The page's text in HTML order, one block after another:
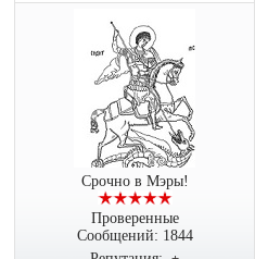
Срочно в Мэры!
Проверенные
Сообщений: 1844